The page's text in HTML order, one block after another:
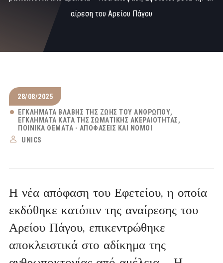
αίρεση του Αρείου Πάγου
28/08/2025
ΕΓΚΛΉΜΑΤΑ ΒΛΆΒΗΣ ΤΗΣ ΖΩΉΣ ΤΟΥ ΑΝΘΡΏΠΟΥ
ΕΓΚΛΉΜΑΤΑ ΚΑΤΆ ΤΗΣ ΣΩΜΑΤΙΚΉΣ ΑΚΕΡΑΙΌΤΗΤΑΣ
ΠΟΙΝΙΚΆ ΘΈΜΑΤΑ - ΑΠΟΦΆΣΕΙΣ ΚΑΙ ΝΌΜΟΙ
UNICS
Η νέα απόφαση του Εφετείου, η οποία
εκδόθηκε κατόπιν της αναίρεσης του
Αρείου Πάγου, επικεντρώθηκε
αποκλειστικά στο αδίκημα της